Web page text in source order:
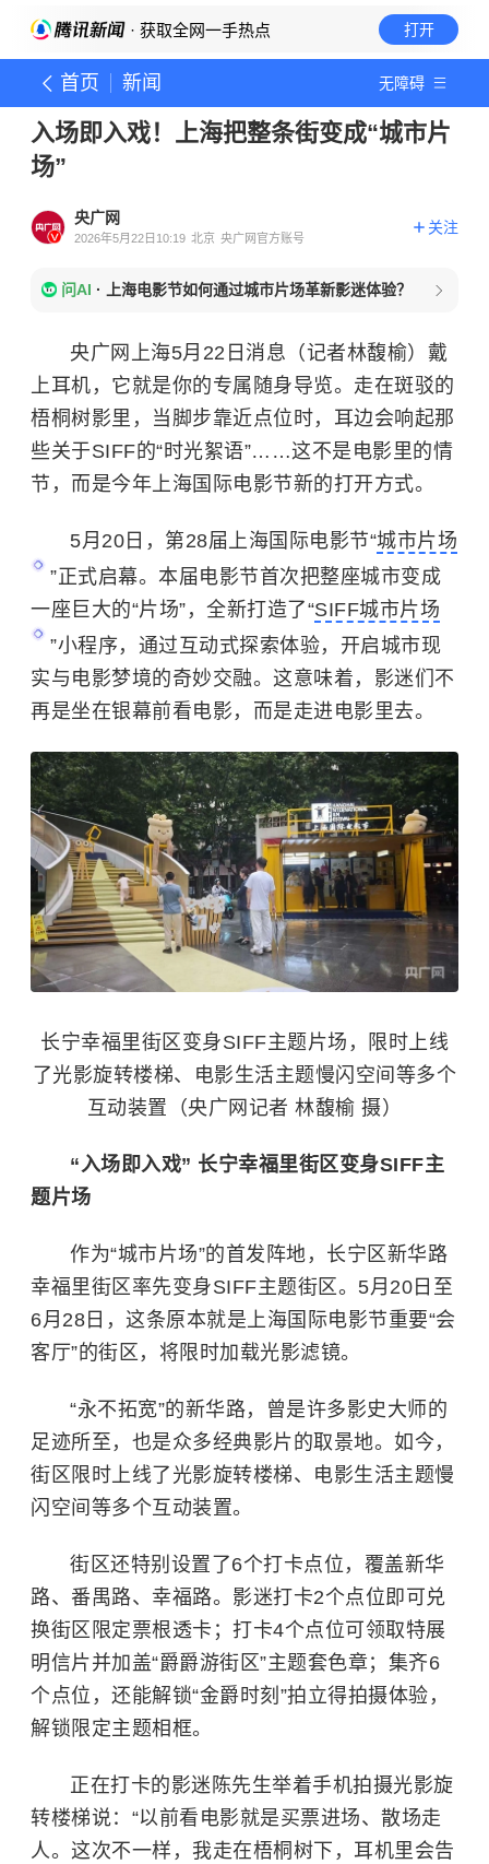
· 获取全网一手热点 打开
首页 新闻 无障碍
入场即入戏！上海把整条街变成“城市片
场”
央广网
2026年5月22日10:19 北京 央广网官方账号
关注
问AI · 上海电影节如何通过城市片场革新影迷体验？
央广网上海5月22日消息（记者林馥榆）戴
上耳机，它就是你的专属随身导览。走在斑驳的
梧桐树影里，当脚步靠近点位时，耳边会响起那
些关于SIFF的“时光絮语”……这不是电影里的情
节，而是今年上海国际电影节新的打开方式。
5月20日，第28届上海国际电影节“城市片场
”正式启幕。本届电影节首次把整座城市变成
一座巨大的“片场”，全新打造了“SIFF城市片场
”小程序，通过互动式探索体验，开启城市现
实与电影梦境的奇妙交融。这意味着，影迷们不
再是坐在银幕前看电影，而是走进电影里去。
长宁幸福里街区变身SIFF主题片场，限时上线
了光影旋转楼梯、电影生活主题慢闪空间等多个
互动装置（央广网记者 林馥榆 摄）
“入场即入戏” 长宁幸福里街区变身SIFF主
题片场
作为“城市片场”的首发阵地，长宁区新华路
幸福里街区率先变身SIFF主题街区。5月20日至
6月28日，这条原本就是上海国际电影节重要“会
客厅”的街区，将限时加载光影滤镜。
“永不拓宽”的新华路，曾是许多影史大师的
足迹所至，也是众多经典影片的取景地。如今，
街区限时上线了光影旋转楼梯、电影生活主题慢
闪空间等多个互动装置。
街区还特别设置了6个打卡点位，覆盖新华
路、番禺路、幸福路。影迷打卡2个点位即可兑
换街区限定票根透卡；打卡4个点位可领取特展
明信片并加盖“爵爵游街区”主题套色章；集齐6
个点位，还能解锁“金爵时刻”拍立得拍摄体验，
解锁限定主题相框。
正在打卡的影迷陈先生举着手机拍摄光影旋
转楼梯说：“以前看电影就是买票进场、散场走
人。这次不一样，我走在梧桐树下，耳机里会告